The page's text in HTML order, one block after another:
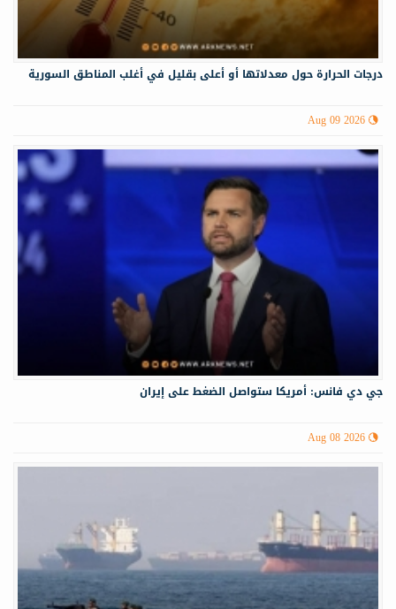
درجات الحرارة حول معدلاتها أو أعلى بقليل في أغلب المناطق السورية
Aug 09 2026
جي دي فانس: أمريكا ستواصل الضغط على إيران
Aug 08 2026